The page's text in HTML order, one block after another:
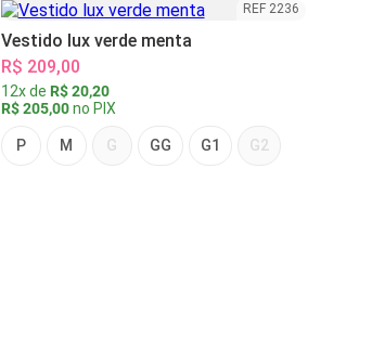
REF 2236
Vestido lux verde menta
R$ 209,00
12x de R$ 20,20
R$ 205,00no PIX
P M G GG G1 G2